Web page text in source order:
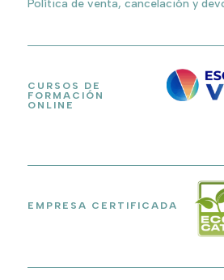
Política de venta, cancelación y
CURSOS DE
FORMACIÓN
ONLINE
EMPRESA CERTIFICADA